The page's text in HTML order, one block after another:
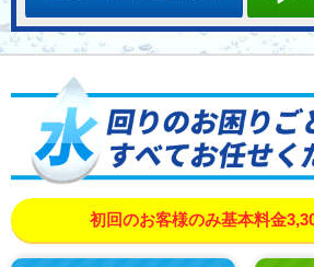
初回のお客様のみ基本料金